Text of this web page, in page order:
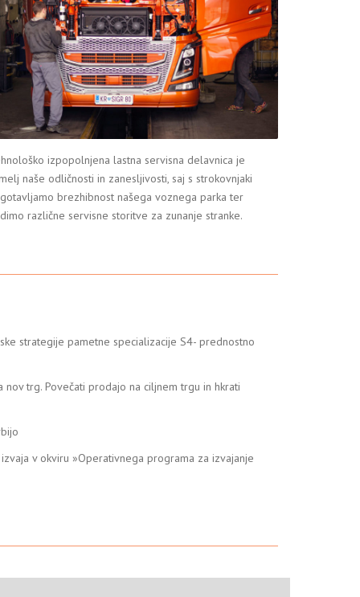
izpopolnjena lastna servisna delavnica je
naše odličnosti in zanesljivosti, saj s strokovnjaki
brezhibnost našega voznega parka ter
različne servisne storitve za zunanje stranke.
strategije pametne specializacije S4- prednostno
trg. Povečati prodajo na ciljnem trgu in hkrati
v okviru »Operativnega programa za izvajanje